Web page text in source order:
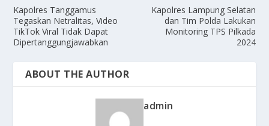
Kapolres Tanggamus
Tegaskan Netralitas, Video
TikTok Viral Tidak Dapat
Dipertanggungjawabkan
Kapolres Lampung Selatan
dan Tim Polda Lakukan
Monitoring TPS Pilkada
2024
ABOUT THE AUTHOR
admin